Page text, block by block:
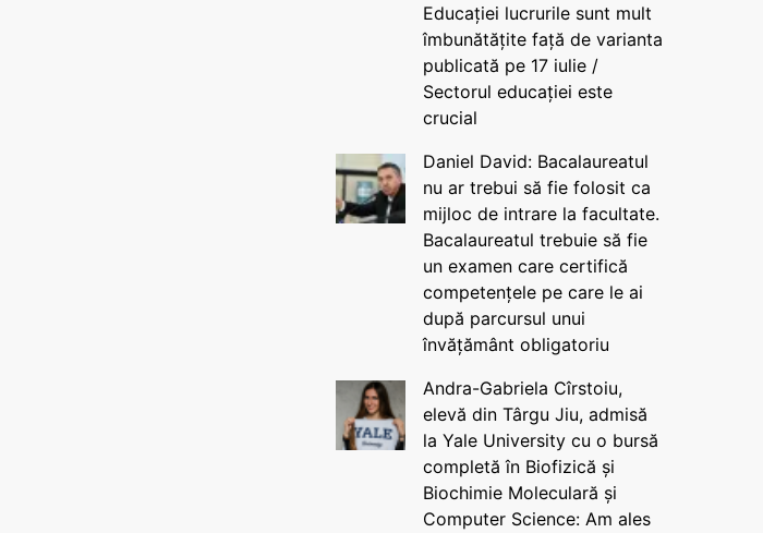
Educației lucrurile sunt mult
îmbunătățite față de varianta
publicată pe 17 iulie /
Sectorul educației este
crucial
Daniel David: Bacalaureatul
nu ar trebui să fie folosit ca
mijloc de intrare la facultate.
Bacalaureatul trebuie să fie
un examen care certifică
competențele pe care le ai
după parcursul unui
învățământ obligatoriu
Andra-Gabriela Cîrstoiu,
elevă din Târgu Jiu, admisă
la Yale University cu o bursă
completă în Biofizică și
Biochimie Moleculară și
Computer Science: Am ales